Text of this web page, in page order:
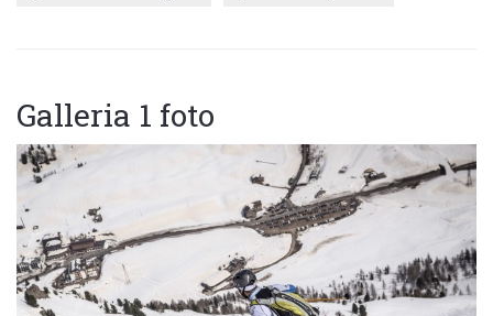
Galleria 1 foto